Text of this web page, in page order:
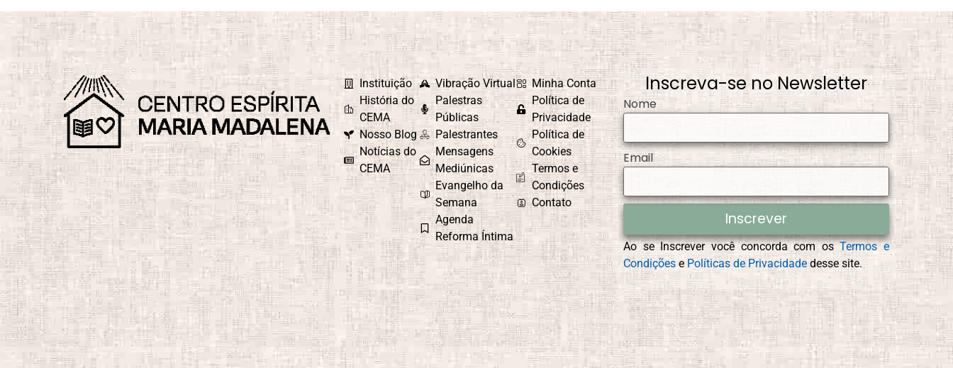
Instituição
História do
CEMA
Nosso Blog
Notícias do
CEMA
Vibração Virtual
Palestras
Públicas
Palestrantes
Mensagens
Mediúnicas
Evangelho da
Semana
Agenda
Reforma Íntima
Minha Conta
Política de
Privacidade
Política de
Cookies
Termos e
Condições
Contato
Inscreva-se no Newsletter
Nome
Email
Inscrever
Ao se Inscrever você concorda com osTermos e
Condições e Políticas de Privacidade desse site.